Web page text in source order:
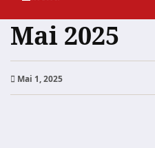
Mai 2025
Mai 1, 2025